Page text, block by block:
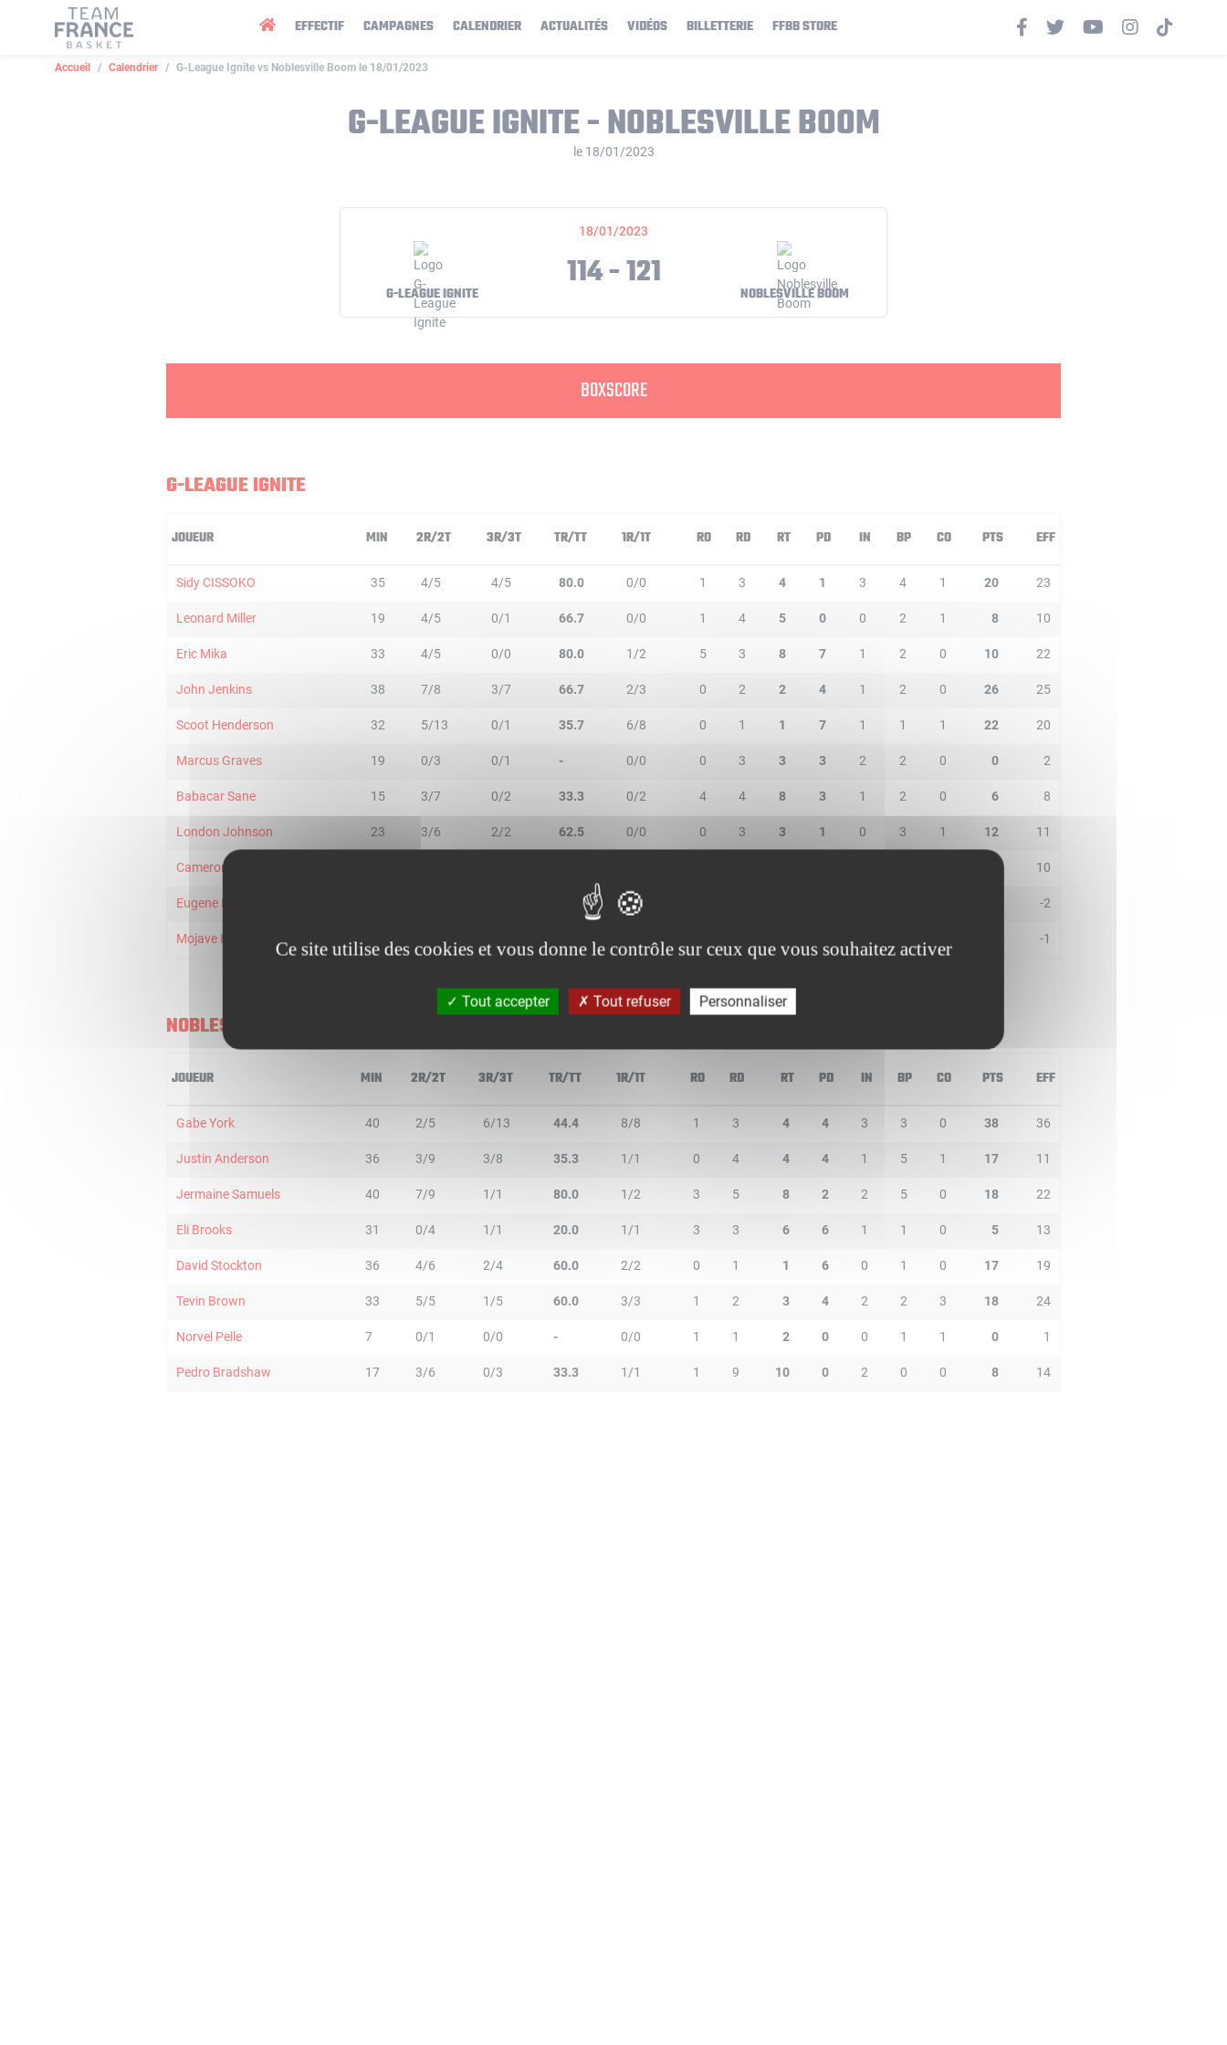
EFFECTIF CAMPAGNES CALENDRIER ACTUALITÉS VIDÉOS BILLETTERIE FFBB STORE
Accueil Calendrier G-League Ignite vs Noblesville Boom le 18/01/2023
G-LEAGUE IGNITE - NOBLESVILLE BOOM
le 18/01/2023
18/01/2023
G-LEAGUE IGNITE 114 - 121 NOBLESVILLE BOOM
BOXSCORE
G-LEAGUE IGNITE
JOUEUR MIN 2R/2T 3R/3T TR/TT 1R/1T RO RD RT PD IN BP CO PTS EFF
Sidy CISSOKO 35 4/5 4/5 80.0 0/0 1 3 4 1 3 4 1 20 23
Leonard Miller 19 4/5 0/1 66.7 0/0 1 4 5 0 0 2 1 8 10
Eric Mika 33 4/5 0/0 80.0 1/2 5 3 8 7 1 2 0 10 22
John Jenkins 38 7/8 3/7 66.7 2/3 0 2 2 4 1 2 0 26 25
Scoot Henderson 32 5/13 0/1 35.7 6/8 0 1 1 7 1 1 1 22 20
Marcus Graves 19 0/3 0/1 - 0/0 0 3 3 3 2 2 0 0 2
Babacar Sane 15 3/7 0/2 33.3 0/2 4 4 8 3 1 2 0 6 8
London Johnson 23 3/6 2/2 62.5 0/0 0 3 3 1 0 3 1 12 11
Cameron Young 10
Eugene Pooh Jeter 0/0 -2
Mojave King -1
NOBLESVILLE BOOM
JOUEUR MIN 2R/2T 3R/3T TR/TT 1R/1T RO RD RT PD IN BP CO PTS EFF
Gabe York 40 2/5 6/13 44.4 8/8 1 3 4 4 3 3 0 38 36
Justin Anderson 36 3/9 3/8 35.3 1/1 0 4 4 4 1 5 1 17 11
Jermaine Samuels 40 7/9 1/1 80.0 1/2 3 5 8 2 2 5 0 18 22
Eli Brooks 31 0/4 1/1 20.0 1/1 3 3 6 6 1 1 0 5 13
David Stockton 36 4/6 2/4 60.0 2/2 0 1 1 6 0 1 0 17 19
Tevin Brown 33 5/5 1/5 60.0 3/3 1 2 3 4 2 2 3 18 24
Norvel Pelle 7 0/1 0/0 - 0/0 1 1 2 0 0 1 1 0 1
Pedro Bradshaw 17 3/6 0/3 33.3 1/1 1 9 10 0 2 0 0 8 14
Panneau de gestion des cookies
Ce site utilise des cookies et vous donne le contrôle sur ceux que vous souhaitez activer
Tout accepter Tout refuser Personnaliser